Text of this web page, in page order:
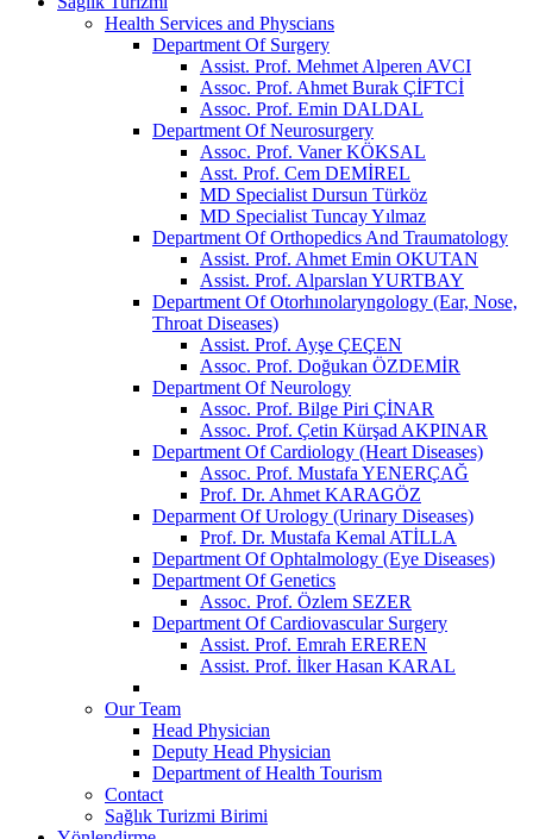
Health Services and Physcians
Department Of Surgery
Assist. Prof. Mehmet Alperen AVCI
Assoc. Prof. Ahmet Burak ÇİFTCİ
Assoc. Prof. Emin DALDAL
Department Of Neurosurgery
Assoc. Prof. Vaner KÖKSAL
Asst. Prof. Cem DEMİREL
MD Specialist Dursun Türköz
MD Specialist Tuncay Yılmaz
Department Of Orthopedics And Traumatology
Assist. Prof. Ahmet Emin OKUTAN
Assist. Prof. Alparslan YURTBAY
Department Of Otorhınolaryngology (Ear, Nose,
Throat Diseases)
Assist. Prof. Ayşe ÇEÇEN
Assoc. Prof. Doğukan ÖZDEMİR
Department Of Neurology
Assoc. Prof. Bilge Piri ÇİNAR
Assoc. Prof. Çetin Kürşad AKPINAR
Department Of Cardiology (Heart Diseases)
Assoc. Prof. Mustafa YENERÇAĞ
Prof. Dr. Ahmet KARAGÖZ
Deparment Of Urology (Urinary Diseases)
Prof. Dr. Mustafa Kemal ATİLLA
Department Of Ophtalmology (Eye Diseases)
Department Of Genetics
Assoc. Prof. Özlem SEZER
Department Of Cardiovascular Surgery
Assist. Prof. Emrah EREREN
Assist. Prof. İlker Hasan KARAL
Our Team
Head Physician
Deputy Head Physician
Department of Health Tourism
Contact
Sağlık Turizmi Birimi